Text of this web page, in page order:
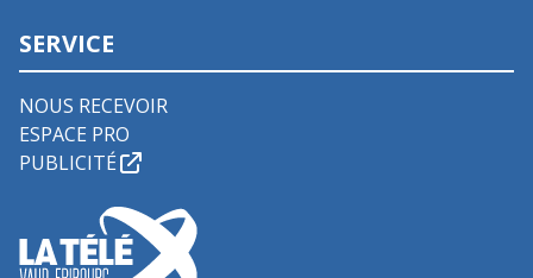
SERVICE
NOUS RECEVOIR
ESPACE PRO
PUBLICITÉ